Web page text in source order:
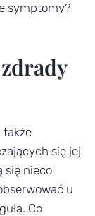
symptomy?
także
się jej
się nieco
u
Co